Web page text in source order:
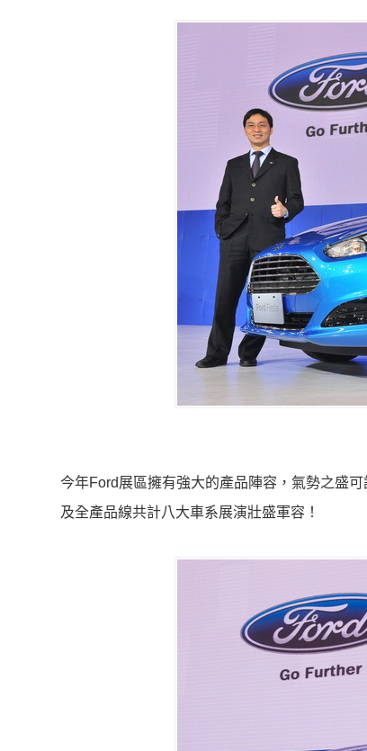
今年Ford展區擁有強大的產品陣容，氣勢之盛
及全產品線共計八大車系展演壯盛軍容！